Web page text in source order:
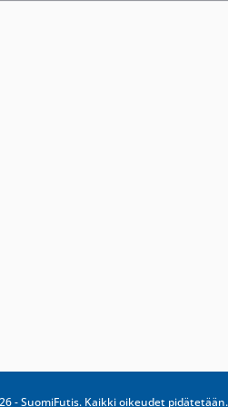
- SuomiFutis. Kaikki oikeudet pidätetään.